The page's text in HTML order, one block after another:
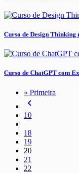
Curso de Design Thinking
Curso de ChatGPT com
« Primeira
navigate_before
10
18
19
20
21
22